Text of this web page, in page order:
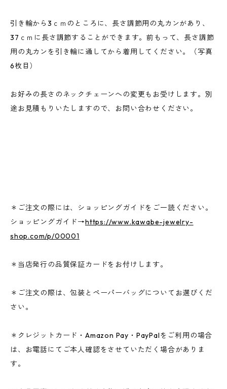
引き輪から3ｃｍのところに、長さ調節用の丸カンがあり、
37ｃｍに長さ調節することができます。前もって、長さ調節
用の丸カンを引き輪に通してから着用してください。（写真
6枚目）
お好みの長さのネックチェーンへの変更もお受けします。別
途お見積もりいたしますので、お問い合わせください。
＊ご注文の際には、ショッピングガイドをご一読ください。
ショッピングガイド→https://www.kawabe-jewelry-
shop.com/p/00001
＊当店発行の品質保証カードをお付けします。
＊ご注文の際は、包装とペーパーバッグについてお選びくだ
さい。
＊クレジットカード・Amazon Pay・PayPalをご利用の場合
は、お電話にてご本人確認をさせていただく場合がありま
す。